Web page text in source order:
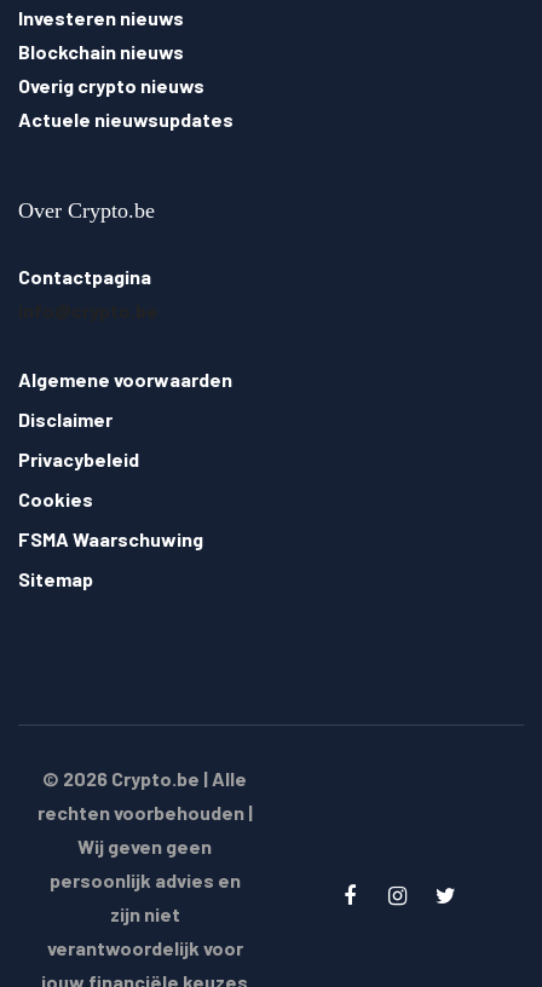
Investeren nieuws
Blockchain nieuws
Overig crypto nieuws
Actuele nieuwsupdates
Over Crypto.be
Contactpagina
Algemene voorwaarden
Disclaimer
Privacybeleid
Cookies
FSMA Waarschuwing
Sitemap
© 2026 Crypto.be | Alle
rechten voorbehouden |
Wij geven geen
persoonlijk advies en
zijn niet
verantwoordelijk voor
jouw financiële keuzes